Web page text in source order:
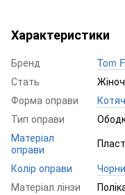
Характеристики
Бренд
Tom
Стать
Форма оправи
Тип оправи
Матеріал
оправи
Колір оправи
Матеріал лінзи